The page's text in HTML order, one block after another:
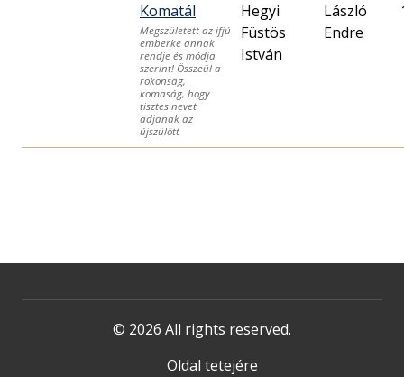
Komatál
Megszületett az ifjú
emberke annak
rendje és módja
szerint! Összeül a
rokonság,
komaság, hogy
tisztes nevet
adjanak az
újszülött
Hegyi
Füstös
István
László
Endre
© 2026 All rights reserved.
Oldal tetejére